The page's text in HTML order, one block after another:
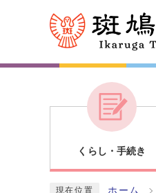
くらし・手続き
現在位置 ホーム